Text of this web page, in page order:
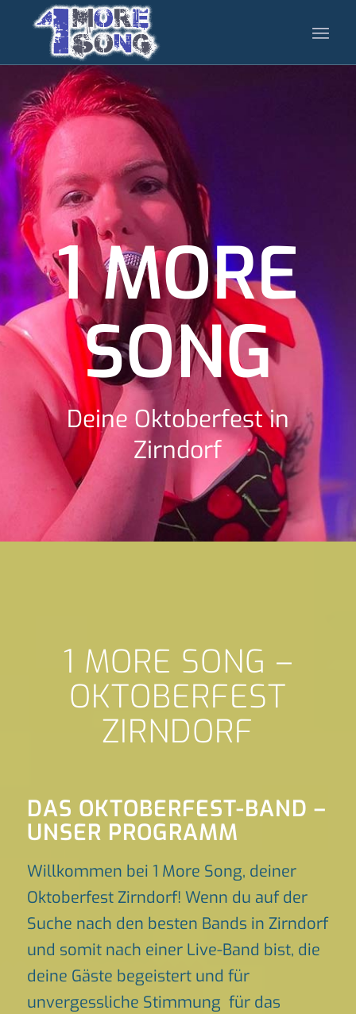
1 MORE
SONG
Deine Oktoberfest in
Zirndorf
1 MORE SONG –
OKTOBERFEST
ZIRNDORF
DAS OKTOBERFEST-BAND –
UNSER PROGRAMM
Willkommen bei 1 More Song, deiner
Oktoberfest Zirndorf! Wenn du auf der
Suche nach den besten Bands in Zirndorf
und somit nach einer Live-Band bist, die
deine Gäste begeistert und für
unvergessliche Stimmung für das